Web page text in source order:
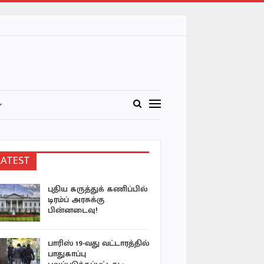
புதிய கருத்துக் கணிப்பில்
டிரம்ப் அரசுக்கு
பின்னடைவு!
பாரிஸ் 19-வது வட்டாரத்தில்
பாதுகாப்பு